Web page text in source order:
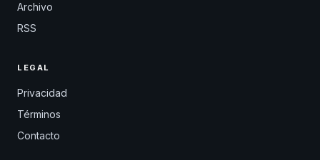
Archivo
RSS
LEGAL
Privacidad
Términos
Contacto